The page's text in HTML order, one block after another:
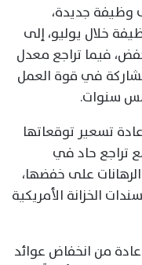
توقعات بإضافة نحو 80 ألف وظيفة جديدة،
فقدان نحو 23 ألف وظيفة خلال يوليو، إلى
فيما تراجع معدل
المشاركة في قوة العمل
سنوات.
تسعير توقعاتها
تراجع حاد في
على خفضها،
الخزانة الأمريكية
من انخفاض عوائد